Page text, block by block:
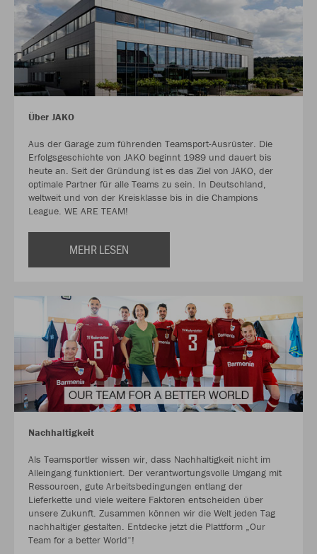
Über JAKO
Aus der Garage zum führenden Teamsport-Ausrüster. Die
Erfolgsgeschichte von JAKO beginnt 1989 und dauert bis
heute an. Seit der Gründung ist es das Ziel von JAKO, der
optimale Partner für alle Teams zu sein. In Deutschland,
weltweit und von der Kreisklasse bis in die Champions
League. WE ARE TEAM!
MEHR LESEN
Nachhaltigkeit
Als Teamsportler wissen wir, dass Nachhaltigkeit nicht im
Alleingang funktioniert. Der verantwortungsvolle Umgang mit
Ressourcen, gute Arbeitsbedingungen entlang der
Lieferkette und viele weitere Faktoren entscheiden über
unsere Zukunft. Zusammen können wir die Welt jeden Tag
nachhaltiger gestalten. Entdecke jetzt die Plattform „Our
Team for a better World“!